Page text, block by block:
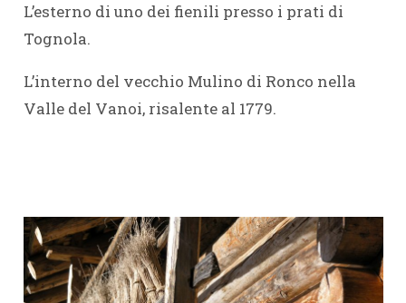
L’esterno di uno dei fienili presso i prati di
Tognola.
L’interno del vecchio Mulino di Ronco nella
Valle del Vanoi, risalente al 1779.